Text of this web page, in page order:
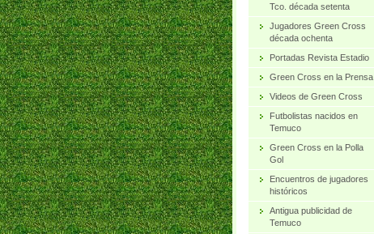
Tco. década setenta
Jugadores Green Cross
década ochenta
Portadas Revista Estadio
Green Cross en la Prensa
Videos de Green Cross
Futbolistas nacidos en
Temuco
Green Cross en la Polla
Gol
Encuentros de jugadores
históricos
Antigua publicidad de
Temuco